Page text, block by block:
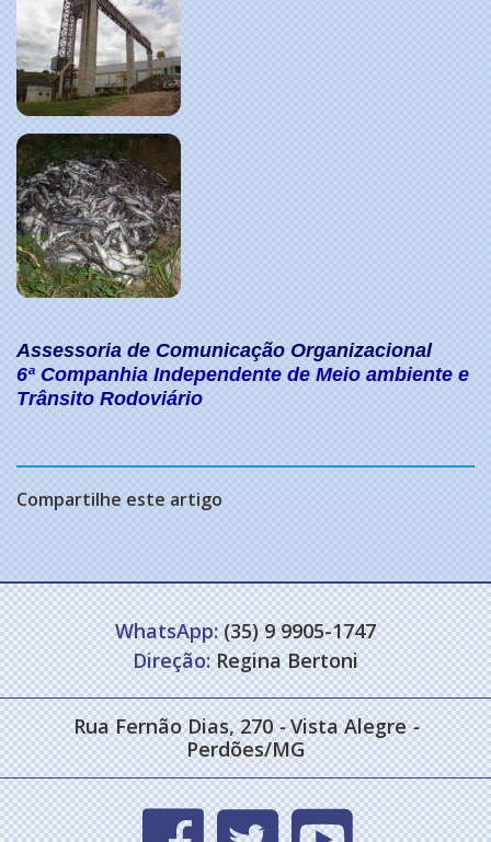
Assessoria de Comunicação Organizacional
6ª Companhia Independente de Meio ambiente e
Trânsito Rodoviário
Compartilhe este artigo
WhatsApp:(35) 9 9905-1747
Direção:Regina Bertoni
Rua Fernão Dias, 270- Vista Alegre-
Perdões/MG